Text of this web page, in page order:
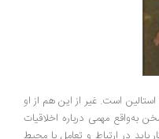
است. غیر از این هم از او
به‌واقع مهمی درباره اخلاقیات